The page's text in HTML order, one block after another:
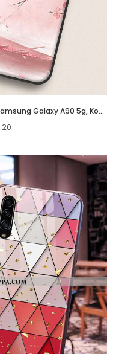
Kuori Samsung Galaxy A90 5g, Kuoret Samsung Galaxy A90 5g, Kotelo Samsung Galaxy A90 5g Suojaus Pers